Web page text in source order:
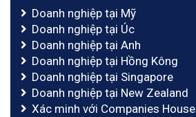
Doanh nghiệp tại Mỹ
Doanh nghiệp tại Úc
Doanh nghiệp tại Anh
Doanh nghiệp tại Hồng Kông
Doanh nghiệp tại Singapore
Doanh nghiệp tại New Zealand
Xác minh với Companies House